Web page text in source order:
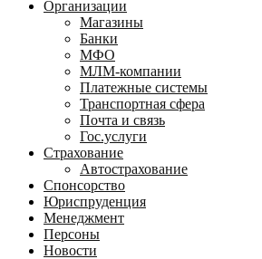
Организации
Магазины
Банки
МФО
МЛМ-компании
Платежные системы
Транспортная сфера
Почта и связь
Гос.услуги
Страхование
Автострахование
Спонсорство
Юриспруденция
Менеджмент
Персоны
Новости